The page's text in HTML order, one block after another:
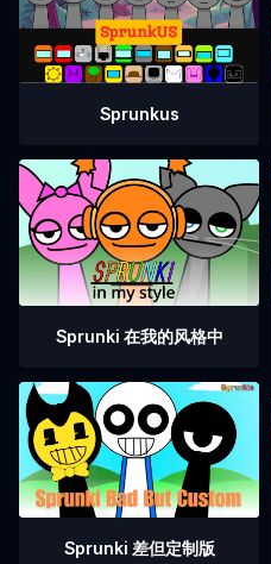
Sprunkus
Sprunki 在我的风格中
Sprunki 差但定制版